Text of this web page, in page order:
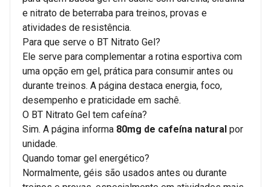
e nitrato de beterraba para treinos, provas e
atividades de resistência.
Para que serve o BT Nitrato Gel?
Ele serve para complementar a rotina esportiva com
uma opção em gel, prática para consumir antes ou
durante treinos. A página destaca energia, foco,
desempenho e praticidade em sachê.
O BT Nitrato Gel tem cafeína?
Sim. A página informa 80mg de cafeína natural por
unidade.
Quando tomar gel energético?
Normalmente, géis são usados antes ou durante